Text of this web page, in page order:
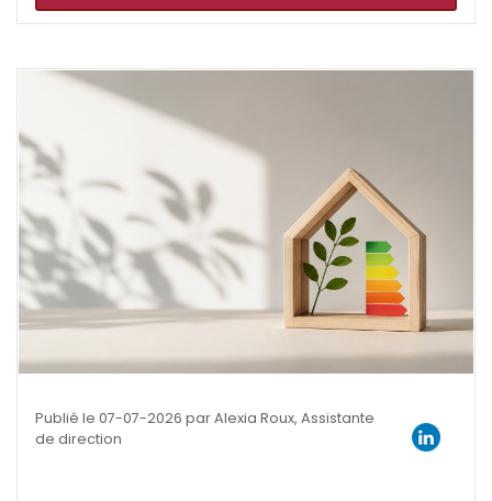
Publié le 07-07-2026 par Alexia Roux, Assistante
de direction